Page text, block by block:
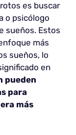
es buscar
o psicólogo
sueños. Estos
más
sueños, lo
en
pueden
para
más